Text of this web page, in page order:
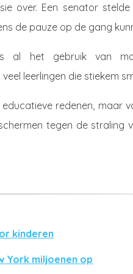
over. Een senator
de pauze op de gang
al het gebruik van
leerlingen die stiekem
redenen, maar
tegen de straling
kinderen
York miljoenen op